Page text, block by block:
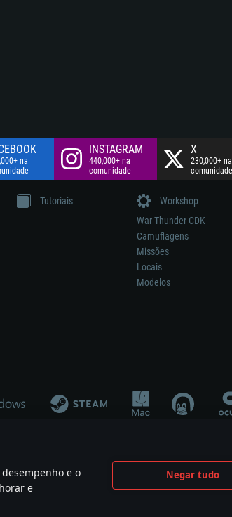
e o
e
Negar tudo
na
INSTAGRAM
440,000+ na
comunidade
X
230,000+ na
comunidade
Tutoriais
Workshop
War Thunder CDK
Camuflagens
Missões
Locais
Modelos
significa participação no desenvolvimento, patrocínio
are the property of their respective owners.